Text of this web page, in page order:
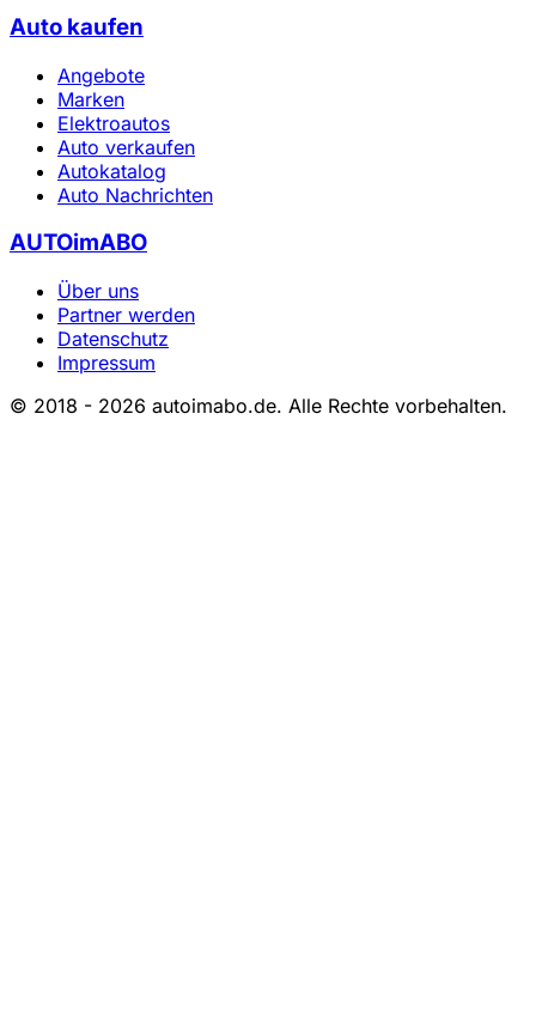
Auto kaufen
Angebote
Marken
Elektroautos
Auto verkaufen
Autokatalog
Auto Nachrichten
AUTOimABO
Über uns
Partner werden
Datenschutz
Impressum
© 2018 - 2026 autoimabo.de. Alle Rechte vorbehalten.